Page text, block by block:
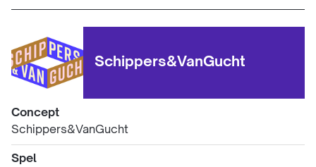
Schippers&VanGucht
Concept
Schippers&VanGucht
Spel